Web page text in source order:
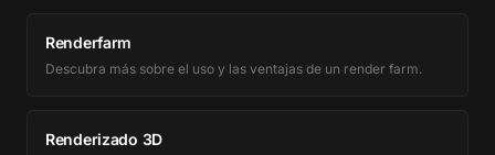
Renderfarm
Descubra más sobre el uso y las ventajas de un render farm.
Renderizado 3D